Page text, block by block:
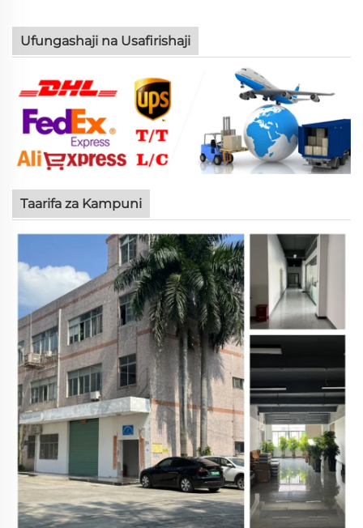
Ufungashaji na Usafirishaji
Taarifa za Kampuni